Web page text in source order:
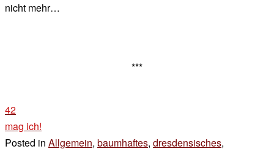
nicht mehr…
***
42
mag ich!
Posted in Allgemein, baumhaftes, dresdensisches,